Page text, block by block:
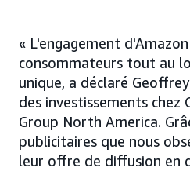
« L'engagement
consommateurs tout au
unique, a déclaré
des investissements chez
Group North America.
publicitaires que nous
leur offre de diffusion en